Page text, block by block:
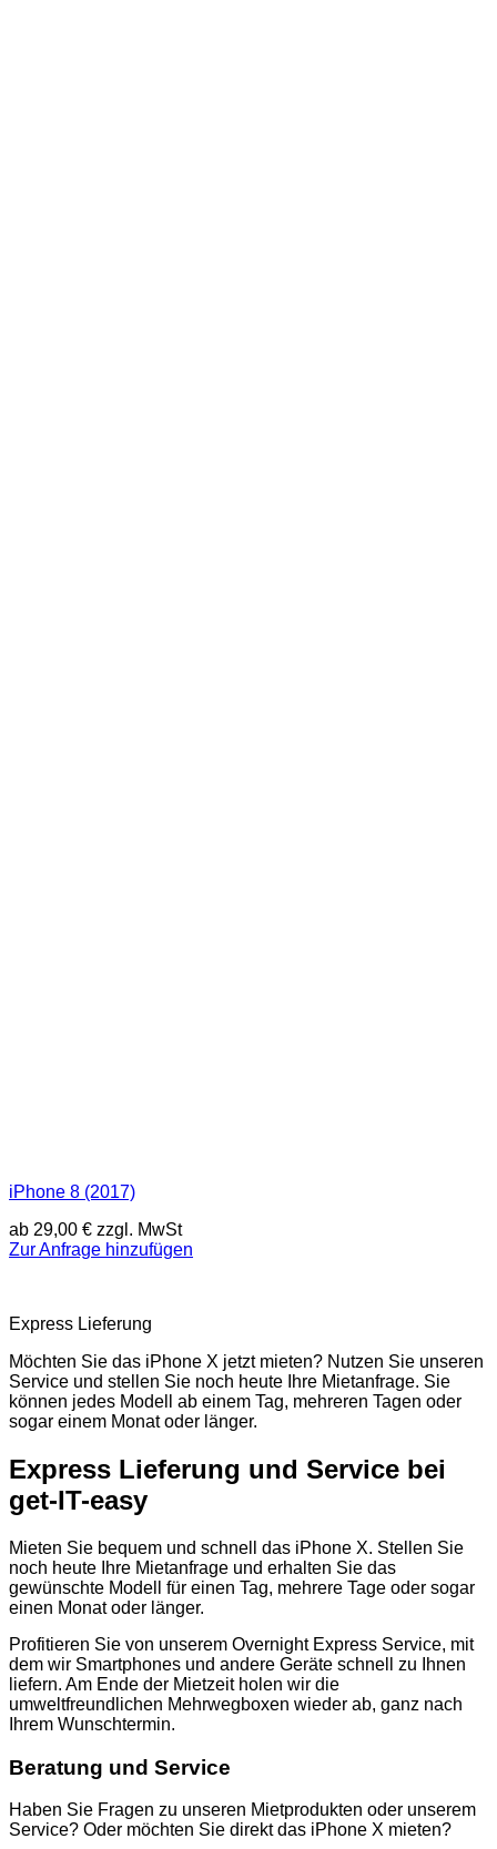
iPhone 8 (2017)
ab 29,00 € zzgl. MwSt
Zur Anfrage hinzufügen
Express Lieferung
Möchten Sie das iPhone X jetzt mieten? Nutzen Sie unseren
Service und stellen Sie noch heute Ihre Mietanfrage. Sie
können jedes Modell ab einem Tag, mehreren Tagen oder
sogar einem Monat oder länger.
Express Lieferung und Service bei
get-IT-easy
Mieten Sie bequem und schnell das iPhone X. Stellen Sie
noch heute Ihre Mietanfrage und erhalten Sie das
gewünschte Modell für einen Tag, mehrere Tage oder sogar
einen Monat oder länger.
Profitieren Sie von unserem Overnight Express Service, mit
dem wir Smartphones und andere Geräte schnell zu Ihnen
liefern. Am Ende der Mietzeit holen wir die
umweltfreundlichen Mehrwegboxen wieder ab, ganz nach
Ihrem Wunschtermin.
Beratung und Service
Haben Sie Fragen zu unseren Mietprodukten oder unserem
Service? Oder möchten Sie direkt das iPhone X mieten?